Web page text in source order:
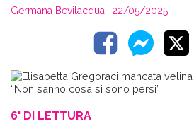
Germana Bevilacqua | 22/05/2025
6' DI LETTURA